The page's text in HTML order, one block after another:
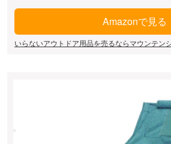
Amazonで見る
いらないアウトドア用品を売るならマウンテン